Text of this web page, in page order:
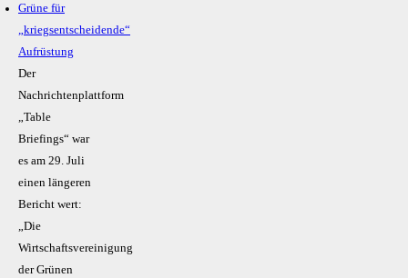
Grüne für
„kriegsentscheidende“
Aufrüstung
Der
Nachrichtenplattform
„Table
Briefings“ war
es am 29. Juli
einen längeren
Bericht wert:
„Die
Wirtschaftsvereinigung
der Grünen